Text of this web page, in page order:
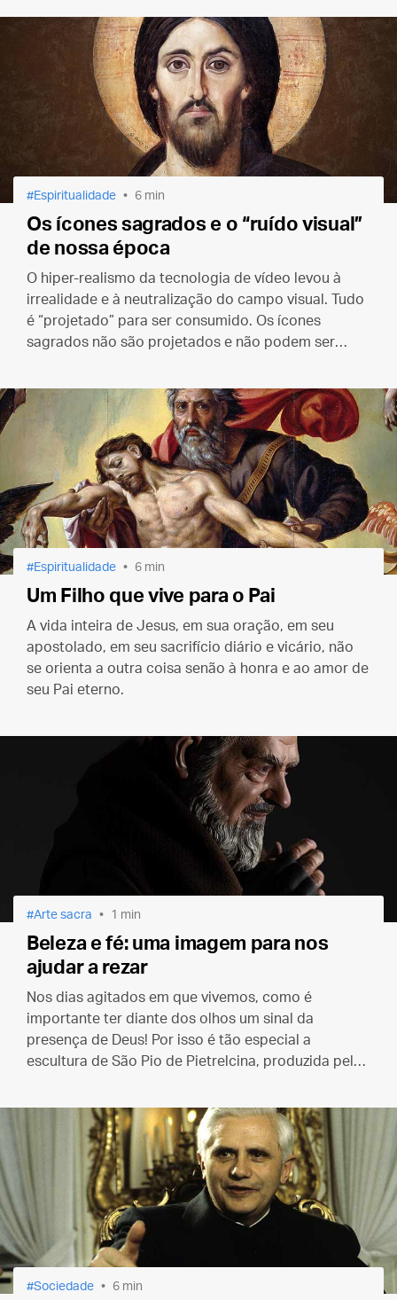
Espiritualidade 6 min
Os ícones sagrados e o “ruído visual”
de nossa época
O hiper-realismo da tecnologia de vídeo levou à
irrealidade e à neutralização do campo visual. Tudo
é “projetado” para ser consumido. Os ícones
sagrados não são projetados e não podem ser
Espiritualidade 6 min
Um Filho que vive para o Pai
A vida inteira de Jesus, em sua oração, em seu
apostolado, em seu sacrifício diário e vicário, não
se orienta a outra coisa senão à honra e ao amor de
seu Pai eterno.
Arte sacra 1 min
Beleza e fé: uma imagem para nos
ajudar a rezar
Nos dias agitados em que vivemos, como é
importante ter diante dos olhos um sinal da
presença de Deus! Por isso é tão especial a
escultura de São Pio de Pietrelcina, produzida pelo
Sociedade 6 min